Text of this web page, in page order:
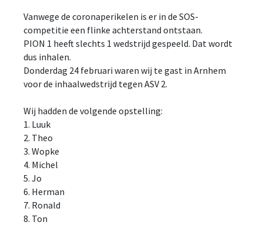
Vanwege de coronaperikelen is er in de SOS-
competitie een flinke achterstand ontstaan.
PION 1 heeft slechts 1 wedstrijd gespeeld. Dat wordt
dus inhalen.
Donderdag 24 februari waren wij te gast in Arnhem
voor de inhaalwedstrijd tegen ASV 2.
Wij hadden de volgende opstelling:
1. Luuk
2. Theo
3. Wopke
4. Michel
5. Jo
6. Herman
7. Ronald
8. Ton